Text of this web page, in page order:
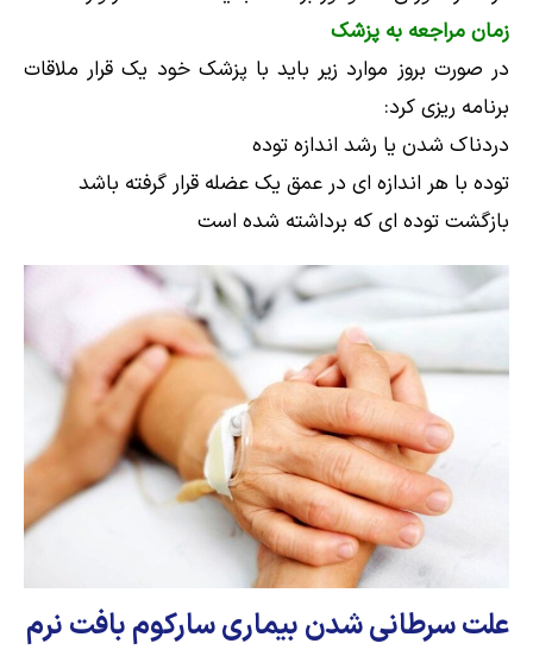
زمان مراجعه به پزشک
در صورت بروز موارد زیر باید با پزشک خود یک قرار ملاقات
برنامه ریزی کرد:
دردناک شدن یا رشد اندازه توده
توده با هر اندازه ای در عمق یک عضله قرار گرفته باشد
بازگشت توده ای که برداشته شده است
علت سرطانی شدن بیماری سارکوم بافت نرم